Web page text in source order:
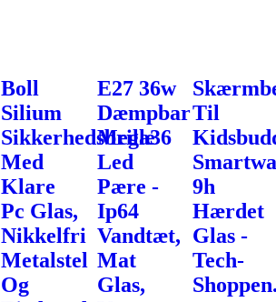
Boll
Silium
Sikkerhedsbrille
Med
Klare
Pc Glas,
Nikkelfri
Metalstel
Og
E27 36w
Dæmpbar
Mega36
Led
Pære -
Ip64
Vandtæt,
Mat
Glas,
Til
9h
Hærdet
Glas -
Tech-